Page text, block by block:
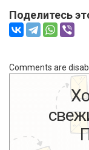
Поделитесь
Comments are